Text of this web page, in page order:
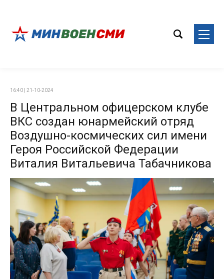
16:40 | 21-10-2024
В Центральном офицерском клубе
ВКС создан юнармейский отряд
Воздушно-космических сил имени
Героя Российской Федерации
Виталия Витальевича Табачникова